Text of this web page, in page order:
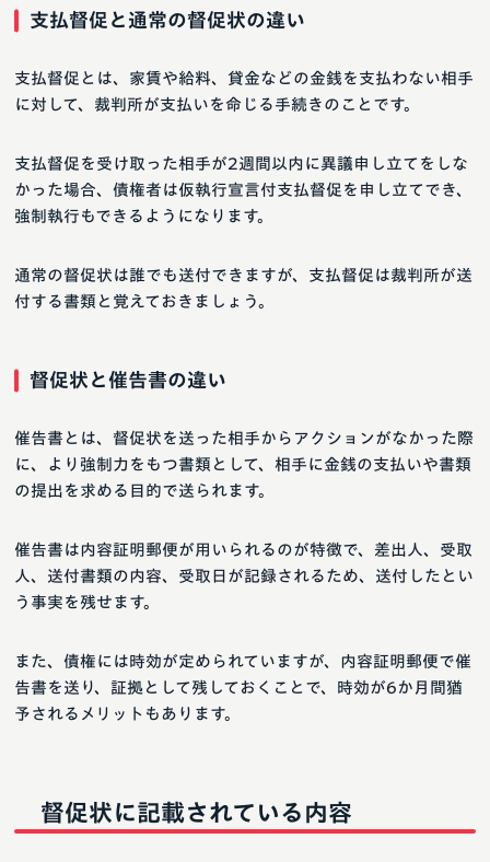
支払督促と通常の督促状の違い
支払督促とは、家賃や給料、貸金などの金銭を支払わない相手
に対して、裁判所が支払いを命じる手続きのことです。
支払督促を受け取った相手が2週間以内に異議申し立てをしな
かった場合、債権者は仮執行宣言付支払督促を申し立てでき、
強制執行もできるようになります。
通常の督促状は誰でも送付できますが、支払督促は裁判所が送
付する書類と覚えておきましょう。
督促状と催告書の違い
催告書とは、督促状を送った相手からアクションがなかった際
に、より強制力をもつ書類として、相手に金銭の支払いや書類
の提出を求める目的で送られます。
催告書は内容証明郵便が用いられるのが特徴で、差出人、受取
人、送付書類の内容、受取日が記録されるため、送付したとい
う事実を残せます。
また、債権には時効が定められていますが、内容証明郵便で催
告書を送り、証拠として残しておくことで、時効が6か月間猶
予されるメリットもあります。
督促状に記載されている内容